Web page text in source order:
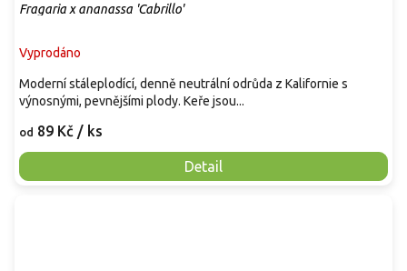
Fragaria x ananassa 'Cabrillo'
Vyprodáno
od 89 Kč / ks
Detail
Moderní stáleplodící, denně neutrální odrůda z Kalifornie s
výnosnými, pevnějšími plody. Keře jsou...